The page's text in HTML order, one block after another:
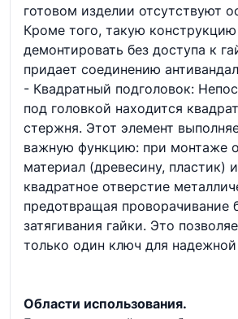
готовом изделии отсутствуют
Кроме того, такую
демонтировать без доступа к
придает соединению
- Квадратный подголовок:
под головкой находится
стержня. Этот элемент
важную функцию: при монтаже
материал (древесину, пластик)
квадратное отверстие
предотвращая проворачивание
затягивания гайки. Это
только один ключ для
Области использования.